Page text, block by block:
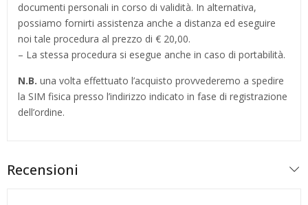
documenti personali in corso di validità. In alternativa,
possiamo fornirti assistenza anche a distanza ed eseguire
noi tale procedura al prezzo di € 20,00.
– La stessa procedura si esegue anche in caso di portabilità.
N.B. una volta effettuato l’acquisto provvederemo a spedire
la SIM fisica presso l’indirizzo indicato in fase di registrazione
dell’ordine.
Recensioni